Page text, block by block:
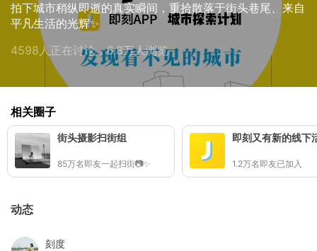
拍下城市稍纵即逝的真实瞬间，重拾散落于街头巷尾、来自
平凡生活的光辉✨
4598人正在讨论，6.8万人浏览
相关圈子
街头摄影扫街组
85万名即友一起扫街📷✨
即刻又有新的线下
1.2万名即友已加入
动态
刻度